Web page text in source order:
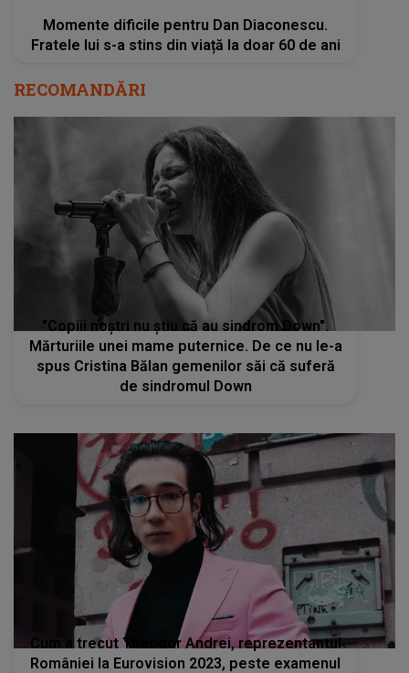
Momente dificile pentru Dan Diaconescu.
Fratele lui s-a stins din viață la doar 60 de ani
RECOMANDĂRI
"Copiii noștri nu știu că au sindrom Down".
Mărturiile unei mame puternice. De ce nu le-a
spus Cristina Bălan gemenilor săi că suferă
de sindromul Down
Cum a trecut Theodor Andrei, reprezentantul
României la Eurovision 2023, peste examenul